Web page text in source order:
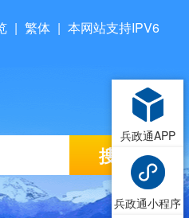
| 繁体 | 本网站支持IPV6
兵政通APP
兵政通小程序